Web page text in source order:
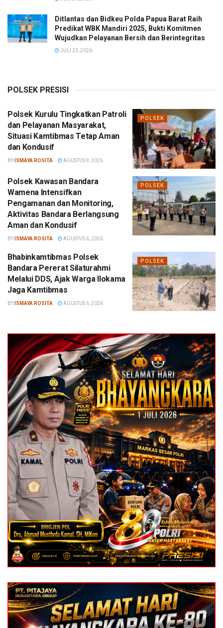
Ditlantas dan Bidkeu Polda Papua Barat Raih
Predikat WBK Mandiri 2025, Bukti Komitmen
Wujudkan Pelayanan Bersih dan Berintegritas
JULI 23, 2026
POLSEK PRESISI
POLSEK
Polsek Kurulu Tingkatkan Patroli
dan Pelayanan Masyarakat,
Situasi Kamtibmas Tetap Aman
dan Kondusif
BY ISMAYA ROSITA AGUSTUS 9, 2026
POLSEK
Polsek Kawasan Bandara
Wamena Intensifkan
Pengamanan dan Monitoring,
Aktivitas Bandara Berlangsung
Aman dan Kondusif
BY ISMAYA ROSITA AGUSTUS 6, 2026
POLSEK
Bhabinkamtibmas Polsek
Bandara Pererat Silaturahmi
Melalui DDS, Ajak Warga Ilokama
Jaga Kamtibmas
BY ISMAYA ROSITA AGUSTUS 6, 2026